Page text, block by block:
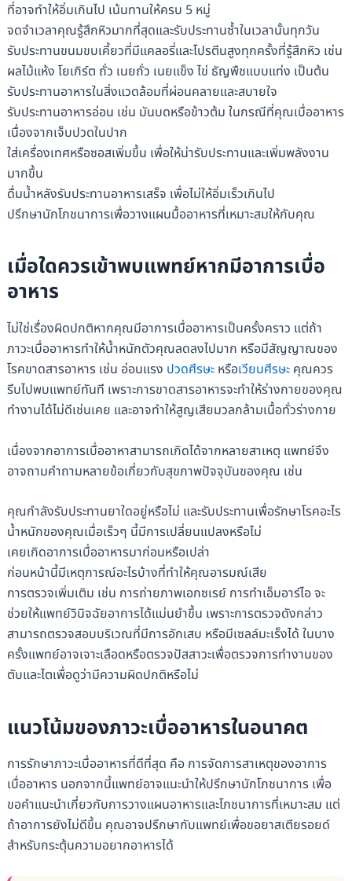
ที่อาจทำให้อิ่มเกินไป เน้นทานให้ครบ 5 หมู่
จดจำเวลาคุณรู้สึกหิวมากที่สุดและรับประทานซ้ำในเวลานั้นทุกวัน
รับประทานขนมขบเคี้ยวที่มีแคลอรี่และโปรตีนสูงทุกครั้งที่รู้สึกหิว เช่น
ผลไม้แห้ง โยเกิร์ต ถั่ว เนยถั่ว เนยแข็ง ไข่ ธัญพืชแบบแท่ง เป็นต้น
รับประทานอาหารในสิ่งแวดล้อมที่ผ่อนคลายและสบายใจ
รับประทานอาหารอ่อน เช่น มันบดหรือข้าวต้ม ในกรณีที่คุณเบื่ออาหาร
เนื่องจากเจ็บปวดในปาก
ใส่เครื่องเทศหรือซอสเพิ่มขึ้น เพื่อให้น่ารับประทานและเพิ่มพลังงาน
มากขึ้น
ดื่มน้ำหลังรับประทานอาหารเสร็จ เพื่อไม่ให้อิ่มเร็วเกินไป
ปรึกษานักโภชนาการเพื่อวางแผนมื้ออาหารที่เหมาะสมให้กับคุณ
เมื่อใดควรเข้าพบแพทย์หากมีอาการเบื่อ
อาหาร
ไม่ใช่เรื่องผิดปกติหากคุณมีอาการเบื่ออาหารเป็นครั้งคราว แต่ถ้า
ภาวะเบื่ออาหารทำให้น้ำหนักตัวคุณลดลงไปมาก หรือมีสัญญาณของ
โรคขาดสารอาหาร เช่น อ่อนแรง ปวดศีรษะหรือเวียนศีรษะคุณควร
รีบไปพบแพทย์ทันที เพราะการขาดสารอาหารจะทำให้ร่างกายของคุณ
ทำงานได้ไม่ดีเช่นเคย และอาจทำให้สูญเสียมวลกล้ามเนื้อทั่วร่างกาย
เนื่องจากอาการเบื่ออาหาสามารถเกิดได้จากหลายสาเหตุ แพทย์จึง
อาจถามคำถามหลายข้อเกี่ยวกับสุขภาพปัจจุบันของคุณ เช่น
คุณกำลังรับประทานยาใดอยู่หรือไม่ และรับประทานเพื่อรักษาโรคอะไร
น้ำหนักของคุณเมื่อเร็วๆ นี้มีการเปลี่ยนแปลงหรือไม่
เคยเกิดอาการเบื่ออาหารมาก่อนหรือเปล่า
ก่อนหน้านี้มีเหตุการณ์อะไรบ้างที่ทำให้คุณอารมณ์เสีย
การตรวจเพิ่มเติม เช่น การถ่ายภาพเอกซเรย์ การทำเอ็มอาร์ไอ จะ
ช่วยให้แพทย์วินิจฉัยอาการได้แม่นยำขึ้น เพราะการตรวจดังกล่าว
สามารถตรวจสอบบริเวณที่มีการอักเสบ หรือมีเซลล์มะเร็งได้ ในบาง
ครั้งแพทย์อาจเจาะเลือดหรือตรวจปัสสาวะเพื่อตรวจการทำงานของ
ตับและไตเพื่อดูว่ามีความผิดปกติหรือไม่
แนวโน้มของภาวะเบื่ออาหารในอนาคต
การรักษาภาวะเบื่ออาหารที่ดีที่สุด คือ การจัดการสาเหตุของอาการ
เบื่ออาหาร นอกจากนี้แพทย์อาจแนะนำให้ปรึกษานักโภชนาการ เพื่อ
ขอคำแนะนำเกี่ยวกับการวางแผนอาหารและโภชนาการที่เหมาะสม แต่
ถ้าอาการยังไม่ดีขึ้น คุณอาจปรึกษากับแพทย์เพื่อขอยาสเตียรอยด์
สำหรับกระตุ้นความอยากอาหารได้